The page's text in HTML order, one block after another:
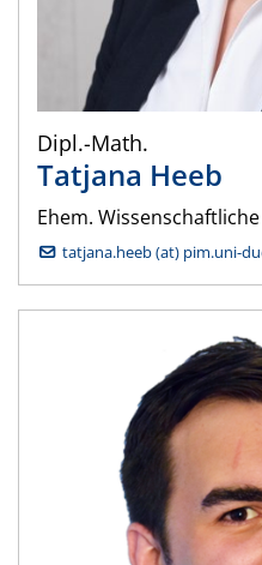
Dipl.-Math.
Tatjana Heeb
Ehem.
tatjana.heeb (at) pim.uni-